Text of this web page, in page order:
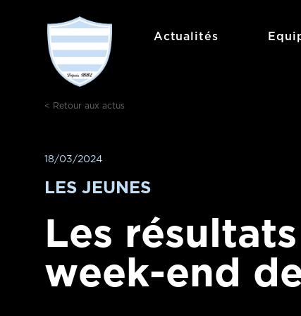
Actualités
< Retour aux actus
18/03/2024
LES JEUNES
Les
week-end